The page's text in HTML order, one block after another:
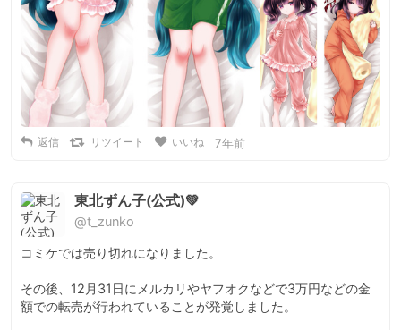
返信 リツイート いいね 7年前
東北ずん子(公式)💚
@t_zunko
コミケでは売り切れになりました。
その後、12月31日にメルカリやヤフオクなどで3万円などの金
額での転売が行われていることが発覚しました。